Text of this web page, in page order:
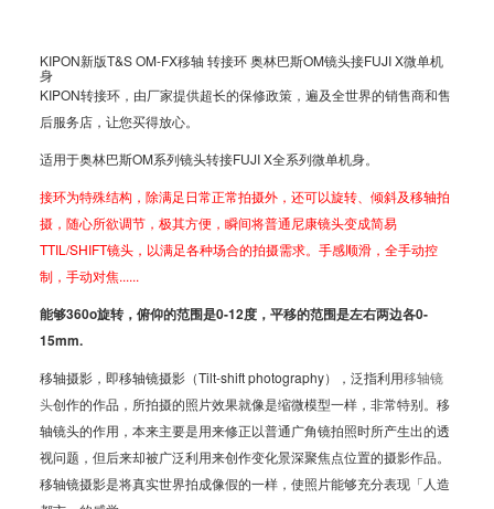
KIPON新版T&S OM-FX移轴 转接环 奥林巴斯OM镜头接FUJI X微单机
身
KIPON转接环，由厂家提供超长的保修政策，遍及全世界的销售商和售
后服务店，让您买得放心。
适用于奥林巴斯OM系列镜头转接FUJI X全系列微单机身。
接环为特殊结构，除满足日常正常拍摄外，还可以旋转、倾斜及移轴拍
摄，随心所欲调节，极其方便，瞬间将普通尼康镜头变成简易
TTIL/SHIFT镜头，以满足各种场合的拍摄需求。手感顺滑，全手动控
制，手动对焦......
能够360o旋转，俯仰的范围是0-12度，平移的范围是左右两边各0-
15mm.
移轴摄影，即移轴镜摄影（Tilt-shift photography），泛指利用移轴镜
头创作的作品，所拍摄的照片效果就像是缩微模型一样，非常特别。移
轴镜头的作用，本来主要是用来修正以普通广角镜拍照时所产生出的透
视问题，但后来却被广泛利用来创作变化景深聚焦点位置的摄影作品。
移轴镜摄影是将真实世界拍成像假的一样，使照片能够充分表现「人造